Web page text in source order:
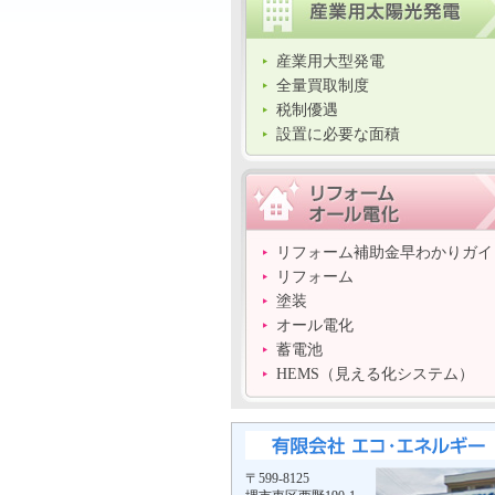
産業用大型発電
全量買取制度
税制優遇
設置に必要な面積
リフォーム補助金早わかりガ
リフォーム
塗装
オール電化
蓄電池
HEMS（見える化システム）
〒599-8125